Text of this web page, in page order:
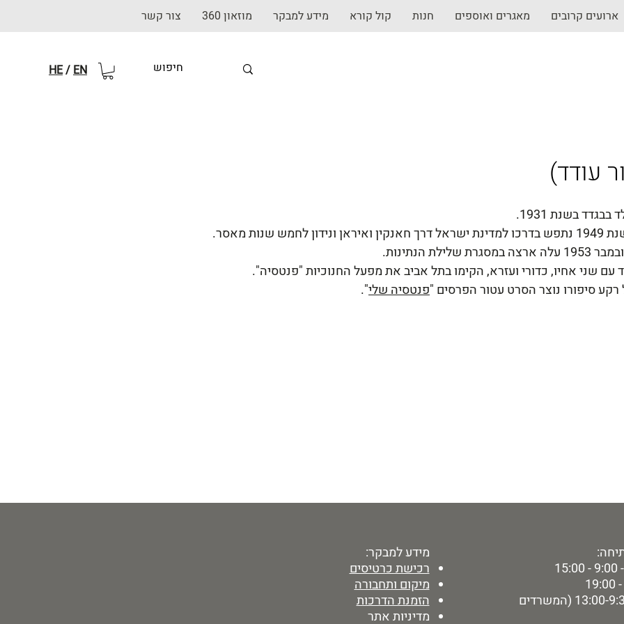
ארועים קרובים מאגרים ואוספים חנות קול קורא מידע למבקר מוזאון 360 צור קשר
HE/EN
עודד)
בבגדד בשנת 1931.
חאנקין ואיראן ונידון לחמש שנות מאסר.
ארצה במסגרת שלילת הנתינות.
עם שני אחיו, כדורי ועזרא, הקימו בתל אביב את מפעל החנוכיות "פנטסיה".
רקע סיפורו נוצר הסרט עטור הפרסים "פנטסיה שלי".
מידע למבקר:
רכישת כרטיסים
מיקום ותחבורה
הזמנת הדרכות
מדיניות אתר
ימי ו' - 13:00-9:30 (המשרדים